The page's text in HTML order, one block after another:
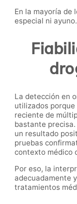
En la mayoría de
especial ni ayuno.
La detección en
utilizados
reciente de
bastante precisa.
un resultado
pruebas
contexto médico
Por eso, la
adecuadamente
tratamientos